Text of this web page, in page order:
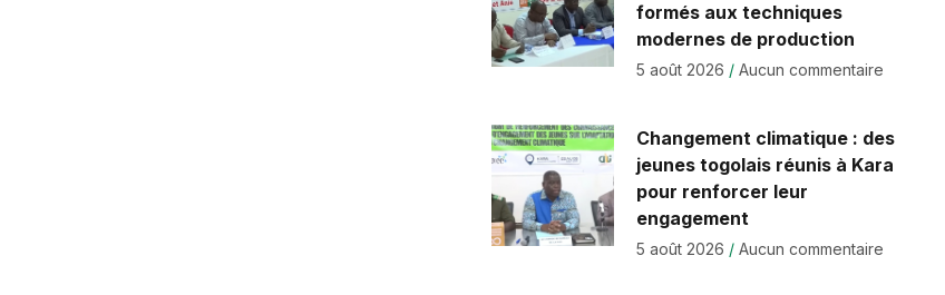
formés aux techniques
modernes de production
5 août 2026 Aucun commentaire
Changement climatique : des
jeunes togolais réunis à Kara
pour renforcer leur
engagement
5 août 2026 Aucun commentaire